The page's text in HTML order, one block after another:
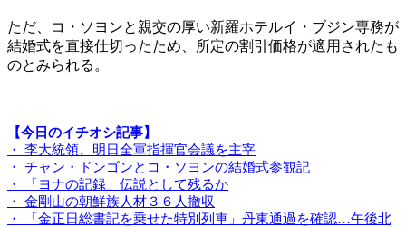
ただ、コ・ソヨンと親交の厚い新羅ホテルイ・ブジン専務が
結婚式を直接仕切ったため、所定の割引価格が適用されたも
のとみられる。
【今日のイチオシ記事】
・ 李大統領、明日全軍指揮官会議を主宰
・ チャン・ドンゴンとコ・ソヨンの結婚式参観記
・ 「ヨナの記録」伝説として残るか
・ 金剛山の朝鮮族人材３６人撤収
・ 「金正日総書記を乗せた特別列車」丹東通過を確認…午後北